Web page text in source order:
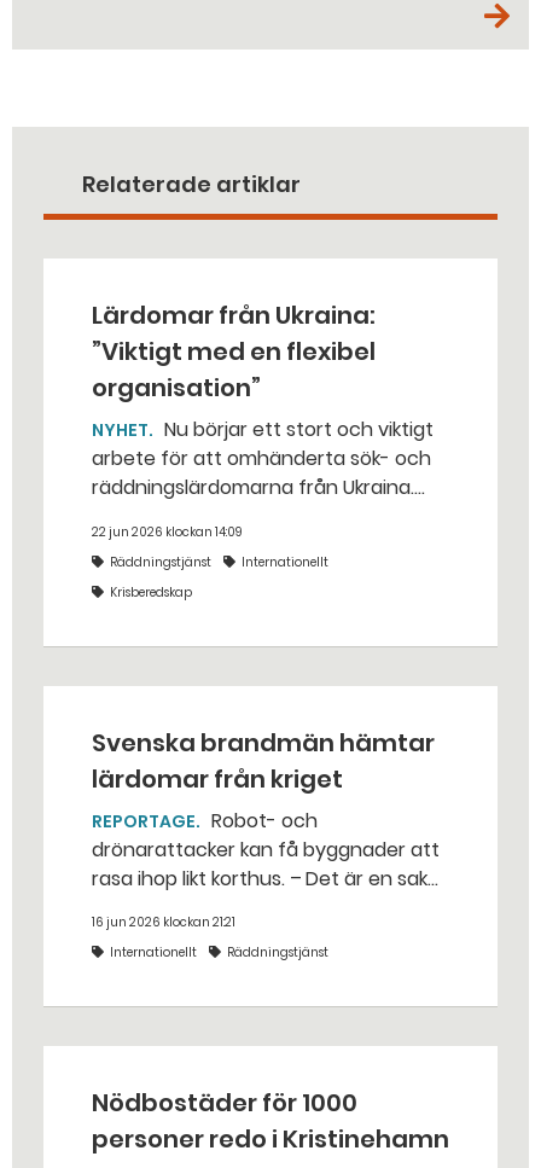
Relaterade artiklar
Lärdomar från Ukraina:
”Viktigt med en flexibel
organisation”
NYHET
arbete för att omhänderta sök- och
räddningslärdomarna från Ukraina.
Myndigheten för civilt försvar. –
Absolut viktigast är att man bygger
en organisation som har förmåga att
22 jun 2026 klockan 14:09
Räddningstjänst
Internationellt
Krisberedskap
Svenska brandmän hämtar
lärdomar från kriget
REPORTAGE
drönarattacker kan få byggnader att
rasa ihop likt korthus. – Det är en sak
verklighet, konstaterar Pierre
Söderström. Han var en av sex
kompetensen inom sök och räddning.
16 jun 2026 klockan 21:21
Internationellt
Räddningstjänst
Nödbostäder för 1000
personer redo i Kristinehamn